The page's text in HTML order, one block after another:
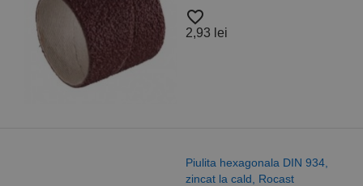
favorite_border
2,93 lei
Piulita hexagonala DIN 934,
zincat la cald, Rocast